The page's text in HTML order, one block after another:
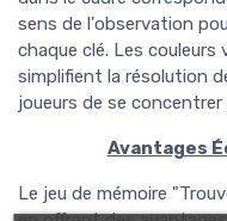
sens de l'observation
chaque clé. Les couleurs
simplifient la résolution
joueurs de se
Avantages
Le jeu de mémoire